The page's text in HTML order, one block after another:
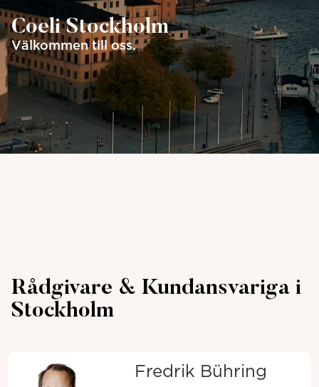
Coeli Stockholm
Välkommen till oss.
Rådgivare & Kundansvariga i
Stockholm
Fredrik Bühring